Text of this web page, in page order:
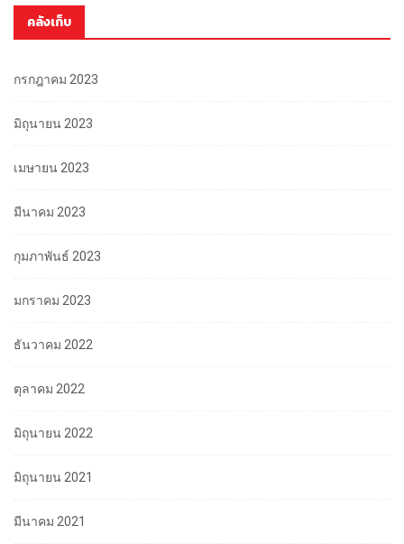
คลังเก็บ
กรกฎาคม 2023
มิถุนายน 2023
เมษายน 2023
มีนาคม 2023
กุมภาพันธ์ 2023
มกราคม 2023
ธันวาคม 2022
ตุลาคม 2022
มิถุนายน 2022
มิถุนายน 2021
มีนาคม 2021